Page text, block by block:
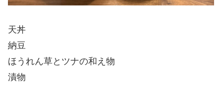
天丼
納豆
ほうれん草とツナの和え物
漬物